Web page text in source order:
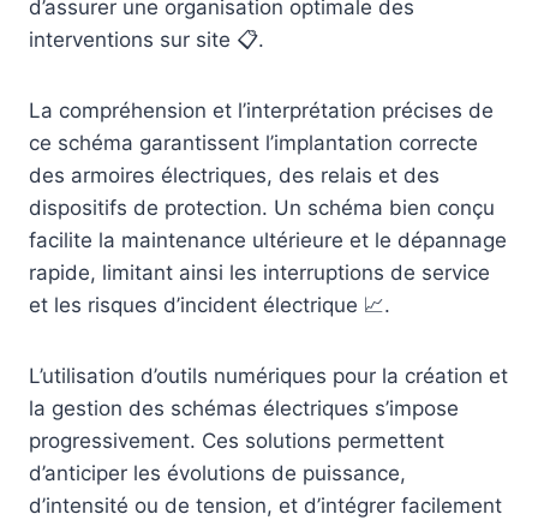
d’assurer une organisation optimale des
interventions sur site 📋.
La compréhension et l’interprétation précises de
ce schéma garantissent l’implantation correcte
des armoires électriques, des relais et des
dispositifs de protection. Un schéma bien conçu
facilite la maintenance ultérieure et le dépannage
rapide, limitant ainsi les interruptions de service
et les risques d’incident électrique 📈.
L’utilisation d’outils numériques pour la création et
la gestion des schémas électriques s’impose
progressivement. Ces solutions permettent
d’anticiper les évolutions de puissance,
d’intensité ou de tension, et d’intégrer facilement